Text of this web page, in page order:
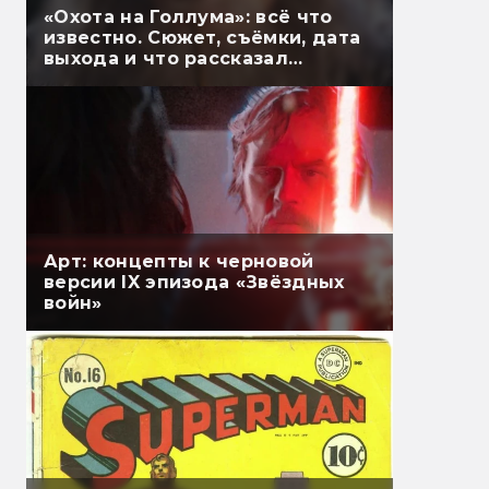
«Охота на Голлума»: всё что
известно. Сюжет, съёмки, дата
выхода и что рассказал
Арт: концепты к черновой
версии IX эпизода «Звёздных
войн»